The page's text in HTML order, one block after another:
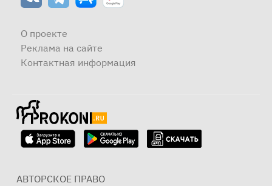
О проекте
Реклама на сайте
Контактная информация
АВТОРСКОЕ ПРАВО